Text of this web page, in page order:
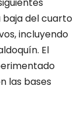
baja del cuarto
incluyendo
El
las bases